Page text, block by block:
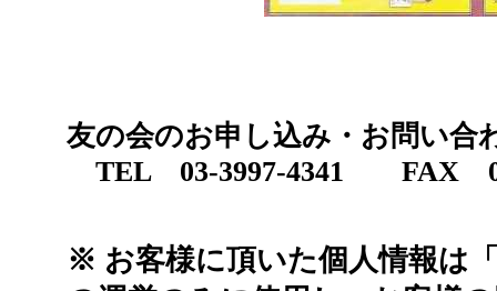
友の会のお申し込み・お問い合
TEL 03-3997-4341 FAX
※ お客様に頂いた個人情報は